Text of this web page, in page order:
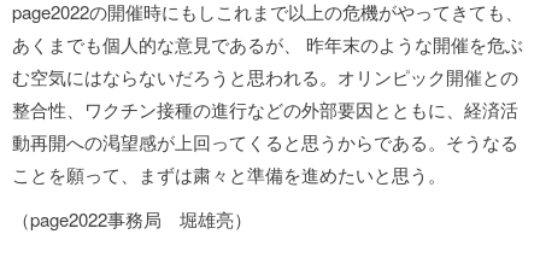
page2022の開催時にもしこれまで以上の危機がやってきても、
あくまでも個人的な意見であるが、 昨年末のような開催を危ぶ
む空気にはならないだろうと思われる。オリンピック開催との
整合性、ワクチン接種の進行などの外部要因とともに、経済活
動再開への渇望感が上回ってくると思うからである。そうなる
ことを願って、まずは粛々と準備を進めたいと思う。
（page2022事務局 堀雄亮）